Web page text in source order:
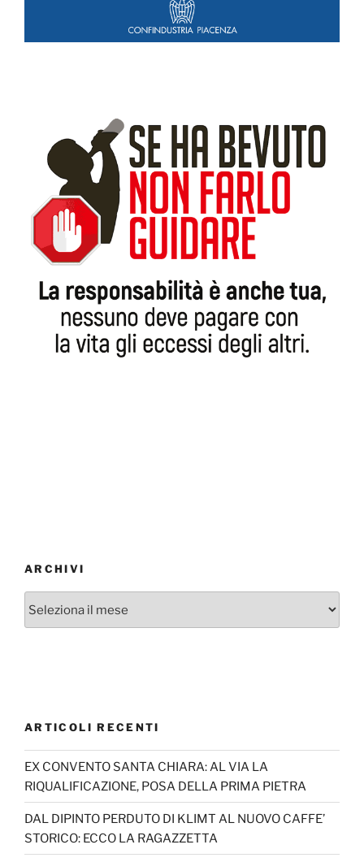
ARCHIVI
ARTICOLI RECENTI
EX CONVENTO SANTA CHIARA: AL VIA LA
RIQUALIFICAZIONE, POSA DELLA PRIMA PIETRA
DAL DIPINTO PERDUTO DI KLIMT AL NUOVO CAFFE’
STORICO: ECCO LA RAGAZZETTA